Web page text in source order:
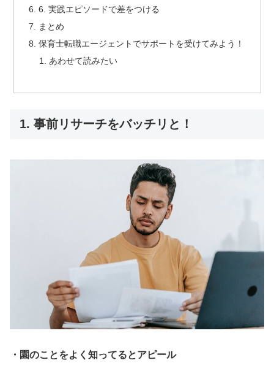
6. 実践エピソードで差をつける
まとめ
保育士転職エージェントでサポートを受けてみよう！
あわせて読みたい
1. 事前リサーチをバッチリと！
・園のことをよく知ってるとアピール